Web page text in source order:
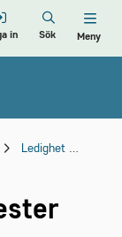
in Sök Meny
Ledighet